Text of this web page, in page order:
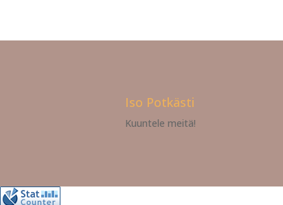
Iso Potkästi
Kuuntele meitä!